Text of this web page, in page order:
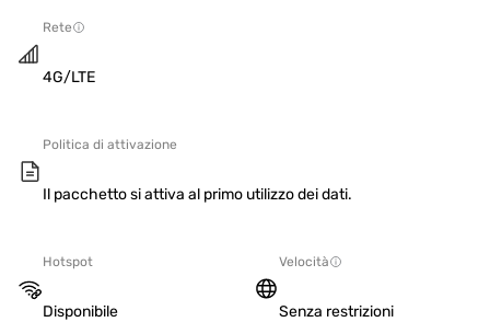
Rete
4G/LTE
Politica di attivazione
Il pacchetto si attiva al primo utilizzo dei dati.
Hotspot
Disponibile
Velocità
Senza restrizioni